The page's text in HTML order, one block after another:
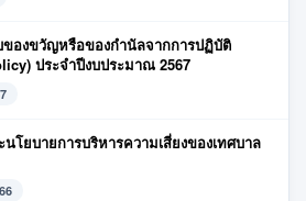
ของขวัญหรือของกำนัลจากการปฏิบัติ
ประจำปีงบประมาณ 2567
นโยบายการบริหารความเสี่ยงของเทศบาล